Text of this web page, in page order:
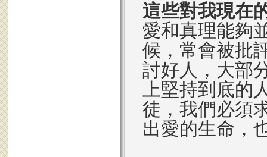
這些對我現在
愛和真理能夠
候，常會被批
討好人，大部
上堅持到底的
徒，我們必須
出愛的生命，